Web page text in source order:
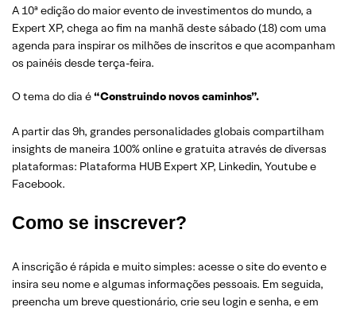
A 10ª edição do maior evento de investimentos do mundo, a
Expert XP, chega ao fim na manhã deste sábado (18) com uma
agenda para inspirar os milhões de inscritos e que acompanham
os painéis desde terça-feira.
O tema do dia é“Construindo novos caminhos”.
A partir das 9h, grandes personalidades globais compartilham
insights de maneira 100% online e gratuita através de diversas
plataformas: Plataforma HUB Expert XP, Linkedin, Youtube e
Facebook.
Como se inscrever?
A inscrição é rápida e muito simples: acesse o site do evento e
insira seu nome e algumas informações pessoais. Em seguida,
preencha um breve questionário, crie seu login e senha, e em